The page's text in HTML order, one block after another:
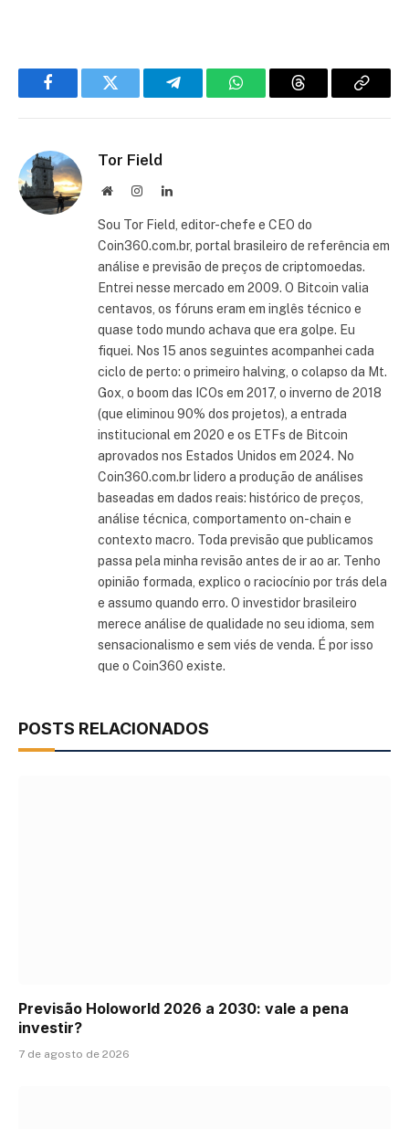
FacebookTwitter TelegramWhatsAppThreads Copiar
Tor Field
Site InstagramLinkedIn
Sou Tor Field, editor-chefe e CEO do
Coin360.com.br, portal brasileiro de referência em
análise e previsão de preços de criptomoedas.
Entrei nesse mercado em 2009. O Bitcoin valia
centavos, os fóruns eram em inglês técnico e
quase todo mundo achava que era golpe. Eu
fiquei. Nos 15 anos seguintes acompanhei cada
ciclo de perto: o primeiro halving, o colapso da Mt.
Gox, o boom das ICOs em 2017, o inverno de 2018
(que eliminou 90% dos projetos), a entrada
institucional em 2020 e os ETFs de Bitcoin
aprovados nos Estados Unidos em 2024. No
Coin360.com.br lidero a produção de análises
baseadas em dados reais: histórico de preços,
análise técnica, comportamento on-chain e
contexto macro. Toda previsão que publicamos
passa pela minha revisão antes de ir ao ar. Tenho
opinião formada, explico o raciocínio por trás dela
e assumo quando erro. O investidor brasileiro
merece análise de qualidade no seu idioma, sem
sensacionalismo e sem viés de venda. É por isso
que o Coin360 existe.
POSTS RELACIONADOS
Previsão Holoworld 2026 a 2030: vale a pena
investir?
7 de agosto de 2026